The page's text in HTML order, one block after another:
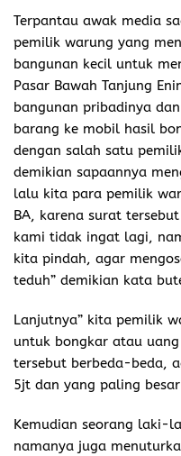
Terpantau awak media
pemilik warung yang
bangunan kecil untuk
Pasar Bawah Tanjung
bangunan pribadinya
barang ke mobil hasil
dengan salah satu
demikian sapaannya
lalu kita para pemilik
BA, karena surat
kami tidak ingat lagi,
kita pindah, agar
teduh” demikian kata
Lanjutnya” kita pemilik
untuk bongkar atau
tersebut berbeda-beda,
5jt dan yang paling
Kemudian seorang laki-
namanya juga